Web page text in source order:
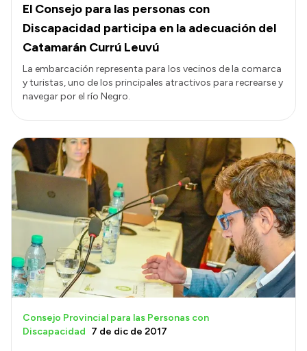
El Consejo para las personas con
Discapacidad participa en la adecuación del
Catamarán Currú Leuvú
La embarcación representa para los vecinos de la comarca
y turistas, uno de los principales atractivos para recrearse y
navegar por el río Negro.
Consejo Provincial para las Personas con
Discapacidad 7 de dic de 2017